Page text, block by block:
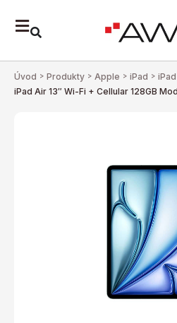
Úvod > Produkty > Apple > iPad >
iPad Air 13″ Wi-Fi + Cellular 128GB